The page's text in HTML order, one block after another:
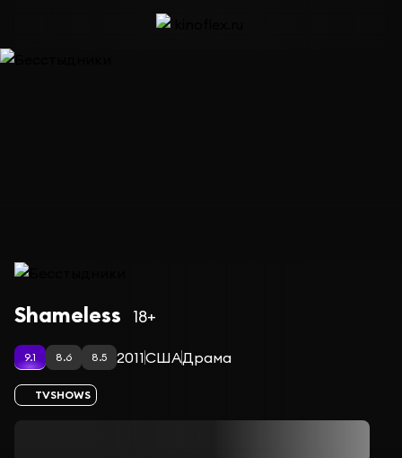
Сериал Бесстыдники — сезон 4
Shameless 18+
9.1 8.6 8.5 2011СШАДрама
TVSHOWS